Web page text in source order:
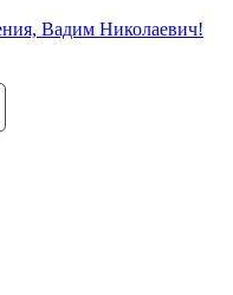
Вадим Николаевич!